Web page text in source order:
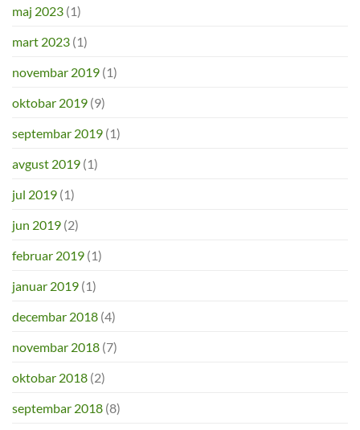
maj 2023 (1)
mart 2023 (1)
novembar 2019 (1)
oktobar 2019 (9)
septembar 2019 (1)
avgust 2019 (1)
jul 2019 (1)
jun 2019 (2)
februar 2019 (1)
januar 2019 (1)
decembar 2018 (4)
novembar 2018 (7)
oktobar 2018 (2)
septembar 2018 (8)